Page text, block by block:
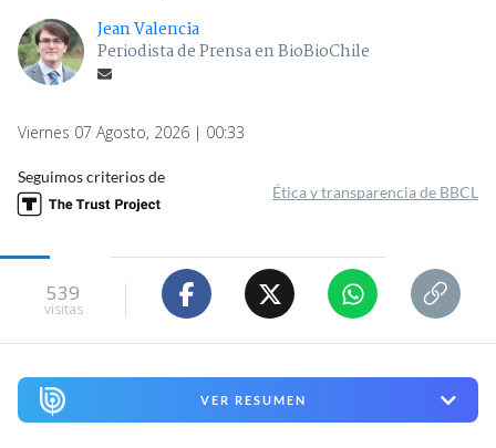
Jean Valencia
Periodista de Prensa en BioBioChile
Viernes 07 Agosto, 2026 | 00:33
Seguimos criterios de
Ética y transparencia de BBCL
539
visitas
VER RESUMEN